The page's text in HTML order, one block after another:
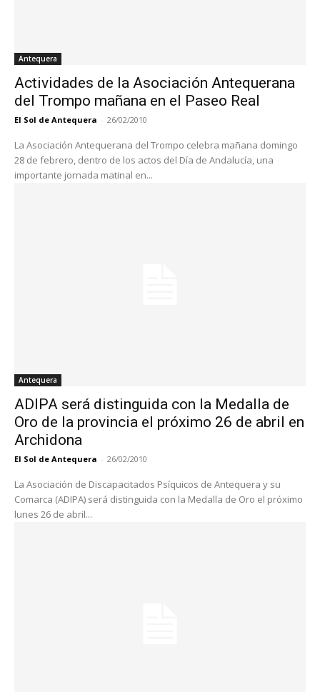
Antequera
Actividades de la Asociación Antequerana
del Trompo mañana en el Paseo Real
El Sol de Antequera - 26/02/2010
La Asociación Antequerana del Trompo celebra mañana domingo
28 de febrero, dentro de los actos del Día de Andalucía, una
importante jornada matinal en...
Antequera
ADIPA será distinguida con la Medalla de
Oro de la provincia el próximo 26 de abril en
Archidona
El Sol de Antequera - 26/02/2010
La Asociación de Discapacitados Psíquicos de Antequera y su
Comarca (ADIPA) será distinguida con la Medalla de Oro el próximo
lunes 26 de abril...